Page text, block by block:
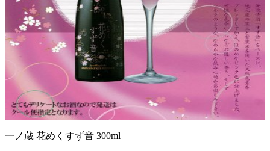
一ノ蔵 花めくすず音 300ml